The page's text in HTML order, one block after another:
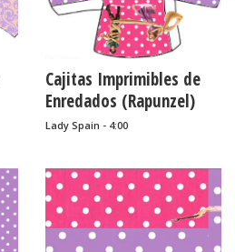
Cajitas Imprimibles de
Enredados (Rapunzel)
Lady Spain - 4:00